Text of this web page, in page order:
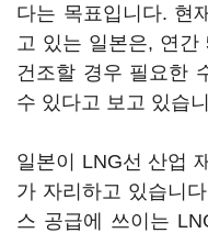
다는 목표입니다. 현
고 있는 일본은, 연간
건조할 경우 필요한
수 있다고 보고 있습
일본이 LNG선 산업
가 자리하고 있습니
스 공급에 쓰이는